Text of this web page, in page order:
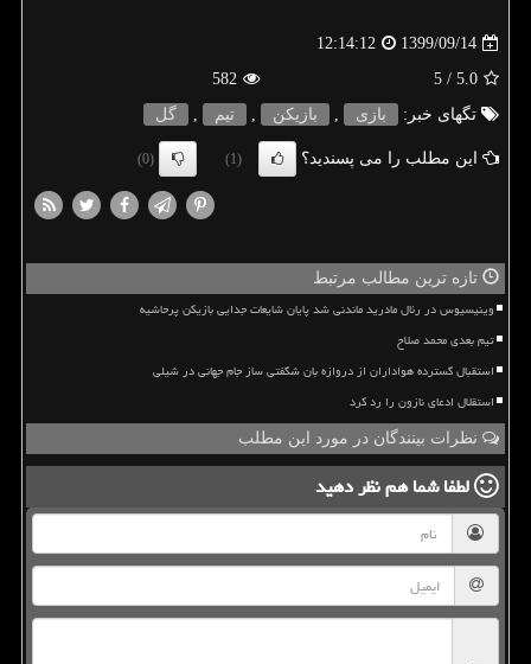
1399/09/14
12:14:12
5.0
/ 5
582
تگهای خبر:
بازی , بازیكن , تیم , گل
این مطلب را می پسندید؟ (1)
(0)
تازه ترین مطالب مرتبط
وینیسیوس در رئال مادرید ماندنی شد پایان شایعات جدایی بازیکن پرحاشیه
تیم بعدی محمد صلاح
استقبال گسترده هواداران از دروازه بان شگفتی ساز جام جهانی در شیلی
استقلال ادعای نازون را رد کرد
نظرات بینندگان در مورد این مطلب
لطفا شما همنظر دهید